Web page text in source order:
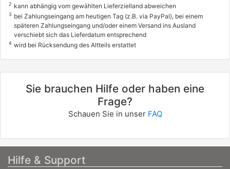
2 kann abhängig vom gewählten Lieferzielland abweichen
3 bei Zahlungseingang am heutigen Tag (z.B. via PayPal), bei einem
späteren Zahlungseingang und/oder einem Versand ins Ausland
verschiebt sich das Lieferdatum entsprechend
4 wird bei Rücksendung des Altteils erstattet
Sie brauchen Hilfe oder haben eine
Frage?
Schauen Sie in unser FAQ
Hilfe & Support